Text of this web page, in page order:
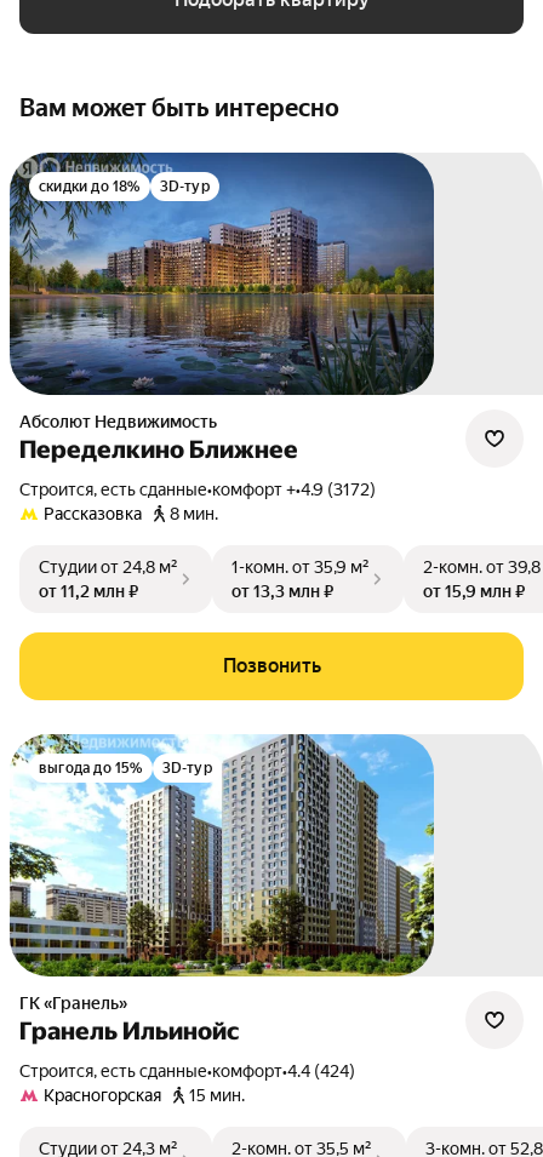
Вам может быть интересно
скидки до 18% 3D-тур
Абсолют Недвижимость
Переделкино Ближнее
Строится, есть сданные•комфорт +•4.9 (3172)
Рассказовка
8 мин.
Студииот 24,8 м²
от 11,2 млн ₽
1-комн.от 35,9 м²
от 13,3 млн ₽
2-комн.от
от 15,9 млн ₽
Позвонить
выгода до 15% 3D-тур
ГК «Гранель»
Гранель Ильинойс
Строится, есть сданные•комфорт•4.4 (424)
Красногорская
15 мин.
Студииот 24,3 м²
2-комн.от 35,5 м²
3-комн.от